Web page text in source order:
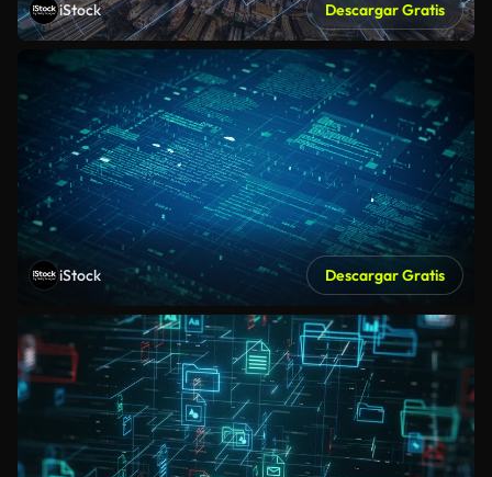
iStock Descargar Gratis
iStock Descargar Gratis